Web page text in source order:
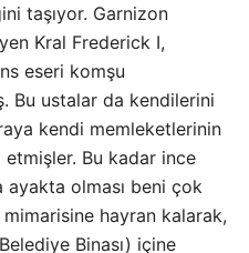
taşıyor. Garnizon
Kral Frederick I,
eseri komşu
Bu ustalar da kendilerini
kendi memleketlerinin
Bu kadar ince
ayakta olması beni çok
hayran kalarak,
Binası) içine